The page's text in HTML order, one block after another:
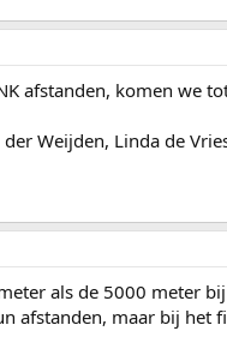
afstanden, komen we
Weijden, Linda de
als de 5000 meter
afstanden, maar bij het